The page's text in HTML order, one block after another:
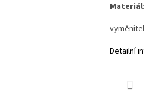
Materiál
Detailní